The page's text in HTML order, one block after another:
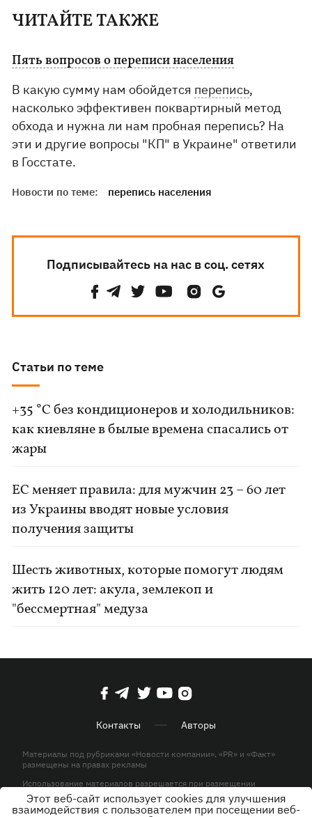
ЧИТАЙТЕ ТАКЖЕ
Пять вопросов о переписи населения
В какую сумму нам обойдется перепись,
насколько эффективен поквартирный метод
обхода и нужна ли нам пробная перепись? На
эти и другие вопросы "КП" в Украине" ответили
в Госстате.
Новости по теме: перепись населения
Подписывайтесь на нас в соц. сетях
Статьи по теме
+35 °C без кондиционеров и холодильников:
как киевляне в былые времена спасались от
жары
ЕС меняет правила: для мужчин 23 – 60 лет
из Украины вводят новые условия
получения защиты
Шесть животных, которые помогут людям
жить 120 лет: акула, землекоп и
"бессмертная" медуза
Контакты Авторы
Материалы под рубриками «Новости компании», «PR» и «Факт»
размещены на правах рекламы
Использование материалов разрешается при размещении
активной гиперссылки на KP.UA в первом абзаце.
© ООО «ЮЛАВ МЕДИА»,2026. Все права защищены.
Этот веб-сайт использует cookies для улучшения
взаимодействия с пользователем при посещении веб-